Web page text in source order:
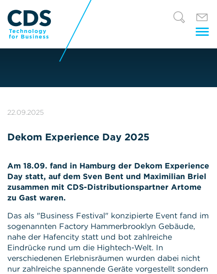
22.09.2025
Dekom Experience Day 2025
Am 18.09. fand in Hamburg der Dekom Experience
Day statt, auf dem Sven Bent und Maximilian Briel
zusammen mit CDS-Distributionspartner Artome
zu Gast waren.
Das als "Business Festival" konzipierte Event fand im
sogenannten Factory Hammerbrooklyn Gebäude,
nahe der Hafencity statt und bot zahlreiche
Eindrücke rund um die Hightech-Welt. In
verschiedenen Erlebnisräumen wurden dabei nicht
nur zahlreiche spannende Geräte vorgestellt sondern